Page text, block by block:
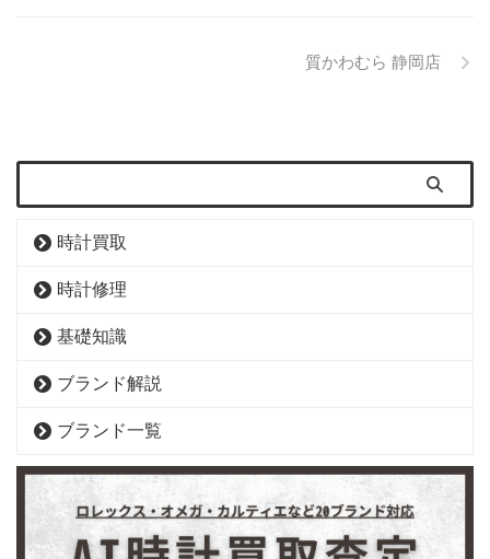
質かわむら 静岡店
時計買取
時計修理
基礎知識
ブランド解説
ブランド一覧